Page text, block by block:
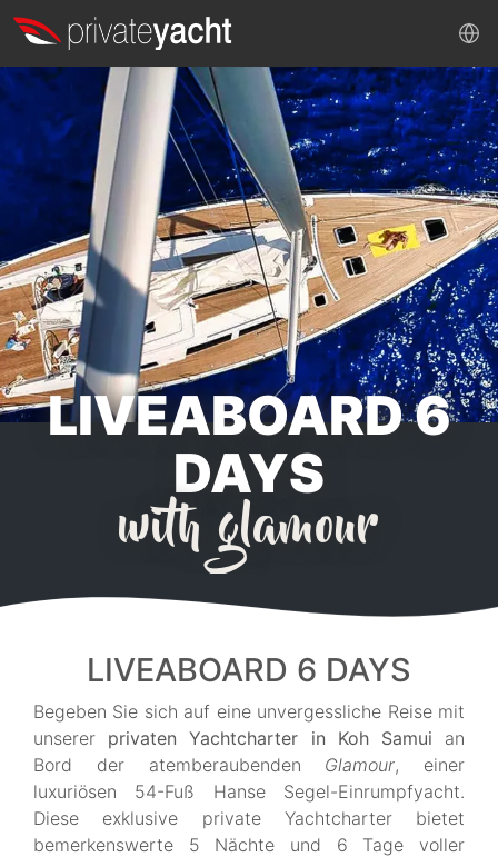
LIVEABOARD 6
DAYS
with glamour
LIVEABOARD 6 DAYS
Begeben Sie sich auf eine unvergessliche Reise mit
unserer privaten Yachtcharter in Koh Samui an
Bord der atemberaubenden Glamour, einer
luxuriösen 54-Fuß Hanse Segel-Einrumpfyacht.
Diese exklusive private Yachtcharter bietet
bemerkenswerte 5 Nächte und 6 Tage voller